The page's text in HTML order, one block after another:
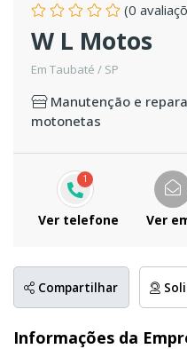
(0
W L Motos
Em Taubaté / SP
Manutenção e
motonetas
1
Ver telefone Ver
Compartilhar
Informações da